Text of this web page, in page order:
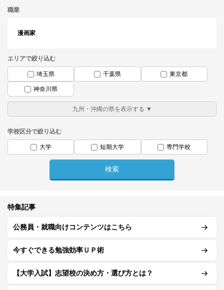
職業
漫画家
エリアで絞り込む
埼玉県 千葉県 東京都
神奈川県
学校区分で絞り込む
大学 短期大学 専門学校
特集記事
公務員・就職向けコンテンツはこちら
今すぐできる勉強効率ＵＰ術
【大学入試】志望校の決め方・選び方とは？